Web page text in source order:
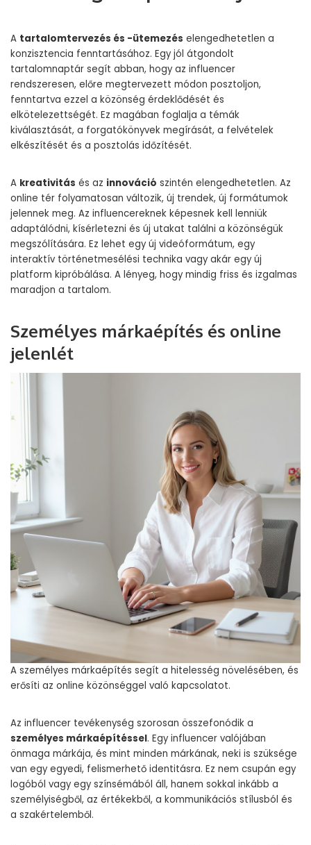
A tartalomtervezés és -ütemezés elengedhetetlen a
konzisztencia fenntartásához. Egy jól átgondolt
tartalomnaptár segít abban, hogy az influencer
rendszeresen, előre megtervezett módon posztoljon,
fenntartva ezzel a közönség érdeklődését és
elkötelezettségét. Ez magában foglalja a témák
kiválasztását, a forgatókönyvek megírását, a felvételek
elkészítését és a posztolás időzítését.
A kreativitás és az innováció szintén elengedhetetlen. Az
online tér folyamatosan változik, új trendek, új formátumok
jelennek meg. Az influencereknek képesnek kell lenniük
adaptálódni, kísérletezni és új utakat találni a közönségük
megszólítására. Ez lehet egy új videóformátum, egy
interaktív történetmesélési technika vagy akár egy új
platform kipróbálása. A lényeg, hogy mindig friss és izgalmas
maradjon a tartalom.
Személyes márkaépítés és online
jelenlét
A személyes márkaépítés segít a hitelesség növelésében, és
erősíti az online közönséggel való kapcsolatot.
Az influencer tevékenység szorosan összefonódik a
személyes márkaépítéssel. Egy influencer valójában
önmaga márkája, és mint minden márkának, neki is szüksége
van egy egyedi, felismerhető identitásra. Ez nem csupán egy
logóból vagy egy színsémából áll, hanem sokkal inkább a
személyiségből, az értékekből, a kommunikációs stílusból és
a szakértelemből.